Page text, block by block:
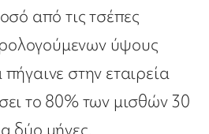
από τις τσέπες
ύψους
στην εταιρεία
το 80% των μισθών 30
δύο μήνες.